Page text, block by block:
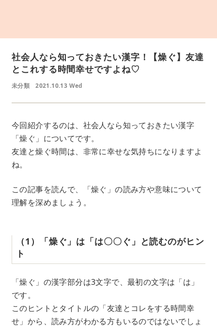
社会人なら知っておきたい漢字！【燥ぐ】友達
とこれする時間幸せですよね♡
未分類 2021.10.13 Wed
今回紹介するのは、社会人なら知っておきたい漢字
「燥ぐ」についてです。
友達と燥ぐ時間は、非常に幸せな気持ちになりますよ
ね。
この記事を読んで、「燥ぐ」の読み方や意味について
理解を深めましょう。
（1）「燥ぐ」は「は〇〇ぐ」と読むのがヒン
ト
「燥ぐ」の漢字部分は3文字で、最初の文字は「は」
です。
このヒントとタイトルの「友達とコレをする時間幸
せ」から、読み方がわかる方もいるのではないでしょ